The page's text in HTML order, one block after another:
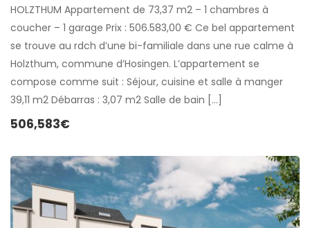
HOLZTHUM Appartement de 73,37 m2 – 1 chambres à
coucher – 1 garage Prix : 506.583,00 € Ce bel appartement
se trouve au rdch d’une bi-familiale dans une rue calme à
Holzthum, commune d’Hosingen. L’appartement se
compose comme suit : Séjour, cuisine et salle à manger
39,11 m2 Débarras : 3,07 m2 Salle de bain […]
506,583€